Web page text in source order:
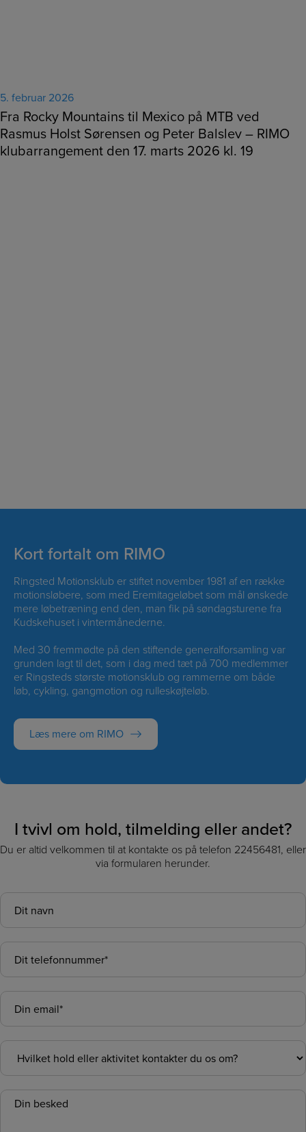
5. februar 2026
Fra Rocky Mountains til Mexico på MTB ved
Rasmus Holst Sørensen og Peter Balslev – RIMO
klubarrangement den 17. marts 2026 kl. 19
Kort fortalt om RIMO
Ringsted Motionsklub er stiftet november 1981 af en række
motionsløbere, som med Eremitageløbet som mål ønskede
mere løbetræning end den, man fik på søndagsturene fra
Kudskehuset i vintermånederne.
Med 30 fremmødte på den stiftende generalforsamling var
grunden lagt til det, som i dag med tæt på 700 medlemmer
er Ringsteds største motionsklub og rammerne om både
løb, cykling, gangmotion og rulleskøjteløb.
Læs mere om RIMO
I tvivl om hold, tilmelding eller andet?
Du er altid velkommen til at kontakte os på telefon 22456481, eller
via formularen herunder.
Navn
Telefon
E-
mail
Emne
Besked